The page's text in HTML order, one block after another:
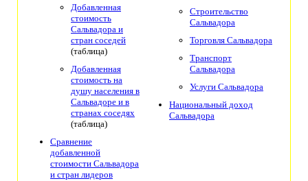
Добавленная
стоимость
Сальвадора и
стран соседей
(таблица)
Добавленная
стоимость на
душу населения в
Сальвадоре и в
странах соседях
(таблица)
Сравнение
добавленной
стоимости Сальвадора
и стран лидеров
Строительство
Сальвадора
Торговля Сальвадора
Транспорт
Сальвадора
Услуги Сальвадора
Национальный доход
Сальвадора